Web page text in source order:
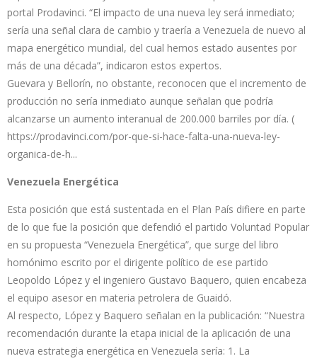
portal Prodavinci. “El impacto de una nueva ley será inmediato;
sería una señal clara de cambio y traería a Venezuela de nuevo al
mapa energético mundial, del cual hemos estado ausentes por
más de una década”, indicaron estos expertos.
Guevara y Bellorín, no obstante, reconocen que el incremento de
producción no sería inmediato aunque señalan que podría
alcanzarse un aumento interanual de 200.000 barriles por día. (
https://prodavinci.com/por-que-si-hace-falta-una-nueva-ley-
organica-de-h...
Venezuela Energética
Esta posición que está sustentada en el Plan País difiere en parte
de lo que fue la posición que defendió el partido Voluntad Popular
en su propuesta “Venezuela Energética”, que surge del libro
homónimo escrito por el dirigente político de ese partido
Leopoldo López y el ingeniero Gustavo Baquero, quien encabeza
el equipo asesor en materia petrolera de Guaidó.
Al respecto, López y Baquero señalan en la publicación: “Nuestra
recomendación durante la etapa inicial de la aplicación de una
nueva estrategia energética en Venezuela sería: 1. La